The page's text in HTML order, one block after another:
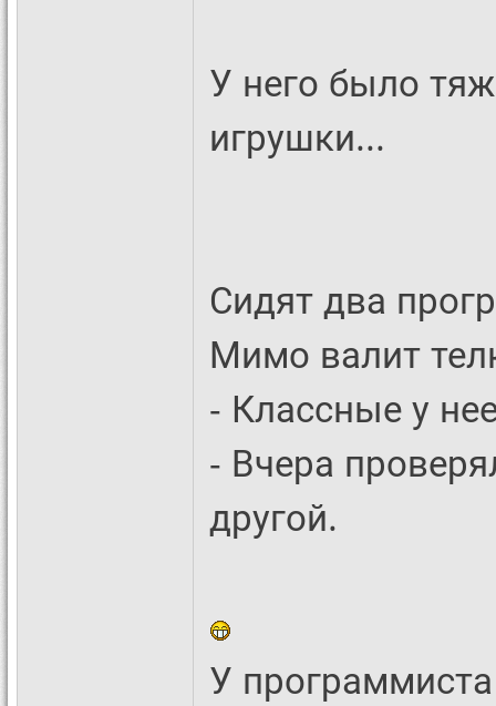
У него было
игрушки...
Сидят два
Мимо валит
- Классные у
- Вчера
другой.
У